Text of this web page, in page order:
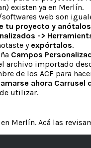
existen ya en Merlín.
web son
tu proyecto y
->
y expórtalos.
Campos
archivo importado
de los ACF para
ahora Carrusel
utilizar.
Merlín. Acá las